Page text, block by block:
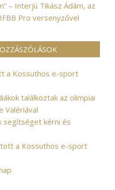
– Interjú Tikász Ádám, az
Pro versenyzővel
a Kossuthos e-sport
találkoztak az olimpiai
Valériával
segítséget kérni és
a Kossuthos e-sport